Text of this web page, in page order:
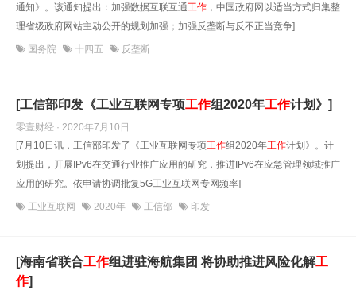
通知》。该通知提出：加强数据互联互通工作 ，中国政府网以适当方式归集整
理省级政府网站主动公开的规划加强；加强反垄断与反不正当竞争]
国务院 十四五 反垄断
[工信部印发《工业互联网专项工作组2020年工作计划》]
零壹财经 · 2020年7月10日
[7月10日讯，工信部印发了《工业互联网专项工作组2020年工作计划》。计
划提出，开展IPv6在交通行业推广应用的研究，推进IPv6在应急管理领域推广
应用的研究。依申请协调批复5G工业互联网专网频率]
工业互联网 2020年 工信部 印发
[海南省联合工作组进驻海航集团 将协助推进风险化解工
作]